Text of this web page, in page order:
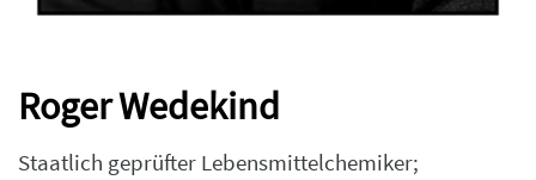
Roger Wedekind
Staatlich geprüfter Lebensmittelchemiker;